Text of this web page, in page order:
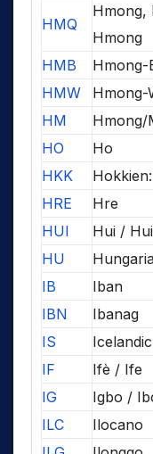
HMQ
Hmong,
Hmong
HMB
Hmong-
HMW
Hmong-
HM
Hmong/
HO
Ho
HKK
HRE
Hre
HUI
Hui /
HU
IB
Iban
IBN
Ibanag
IS
Icelandic
IF
Ifè / Ife
IG
Igbo /
ILC
Ilocano